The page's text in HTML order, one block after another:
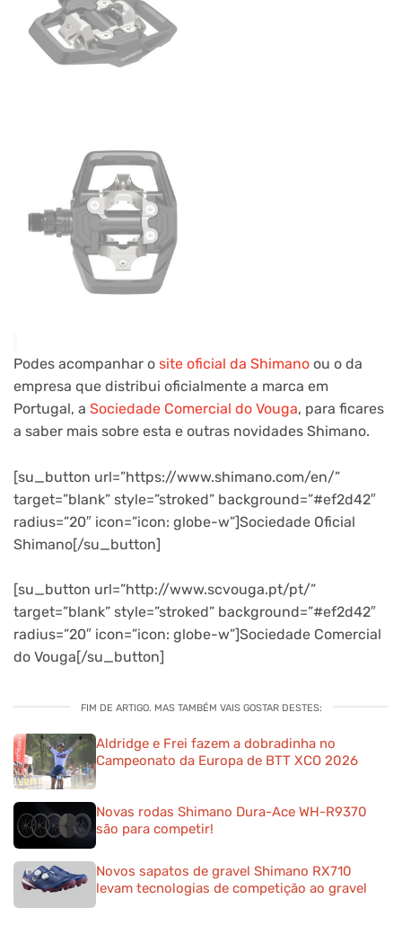
Podes acompanhar o site oficial da Shimano ou o da
empresa que distribui oficialmente a marca em
Portugal, a Sociedade Comercial do Vouga, para ficares
a saber mais sobre esta e outras novidades Shimano.
[su_button url=”https://www.shimano.com/en/”
target=”blank” style=”stroked” background=”#ef2d42″
radius=”20″ icon=”icon: globe-w”]Sociedade Oficial
Shimano[/su_button]
[su_button url=”http://www.scvouga.pt/pt/”
target=”blank” style=”stroked” background=”#ef2d42″
radius=”20″ icon=”icon: globe-w”]Sociedade Comercial
do Vouga[/su_button]
FIM DE ARTIGO. MAS TAMBÉM VAIS GOSTAR DESTES:
Aldridge e Frei fazem a dobradinha no
Campeonato da Europa de BTT XCO 2026
Novas rodas Shimano Dura-Ace WH-R9370
são para competir!
Novos sapatos de gravel Shimano RX710
levam tecnologias de competição ao gravel